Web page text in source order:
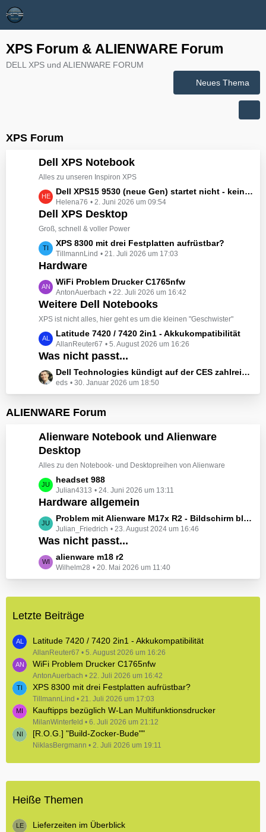
XPS Forum & ALIENWARE Forum
DELL XPS und ALIENWARE FORUM
Neues Thema
XPS Forum
Dell XPS Notebook
Alles zu unseren Inspiron XPS
L
e
t
z
e
B
i
r
ä
g
e
Dell XPS15 9530 (neue Gen) startet nicht - kein booten, kein Licht - nichts tut sich - hat jemand eine Idee wie man ihn zum Leben erwecken könnte?
Helena76 2. Juni 2026 um 09:54
Dell XPS Desktop
Groß, schnell & voller Power
L
e
t
z
t
e
B
i
r
ä
g
XPS 8300 mit drei Festplatten aufrüstbar?
TillmannLind 21. Juli 2026 um 17:03
Hardware
L
e
t
z
e
B
i
ä
e
WiFi Problem Drucker C1765nfw
AntonAuerbach 22. Juli 2026 um 16:42
Weitere Dell Notebooks
XPS ist nicht alles, hier geht es um die kleinen "Geschwister"
L
e
t
z
t
e
e
t
r
ä
g
e
Latitude 7420 / 7420 2in1 - Akkukompatibilität
AllanReuter67 5. August 2026 um 16:26
Was nicht passt...
L
e
t
z
e
B
e
i
t
r
ä
g
e
Dell Technologies kündigt auf der CES zahlreiche Alienware-Neuheiten an
eds 30. Januar 2026 um 18:50
ALIENWARE Forum
Alienware Notebook und Alienware
Desktop
Alles zu den Notebook- und Desktopreihen von Alienware
L
e
t
z
t
e
e
r
g
headset 988
Julian4313 24. Juni 2026 um 13:11
Hardware allgemein
L
e
t
z
t
e
i
ä
g
e
Problem mit Alienware M17x R2 - Bildschirm bleibt schwarz beim Start
Julian_Friedrich 23. August 2024 um 16:46
Was nicht passt...
L
e
t
e
e
i
t
r
ä
g
e
alienware m18 r2
Wilhelm28 20. Mai 2026 um 11:40
Letzte Beiträge
Latitude 7420 / 7420 2in1 - Akkukompatibilität
AllanReuter67 5. August 2026 um 16:26
WiFi Problem Drucker C1765nfw
AntonAuerbach 22. Juli 2026 um 16:42
XPS 8300 mit drei Festplatten aufrüstbar?
TillmannLind 21. Juli 2026 um 17:03
Kauftipps bezüglich W-Lan Multifunktionsdrucker
MilanWinterfeld 6. Juli 2026 um 21:12
[R.O.G.] "Build-Zocker-Bude""
NiklasBergmann 2. Juli 2026 um 19:11
Heiße Themen
Lieferzeiten im Überblick